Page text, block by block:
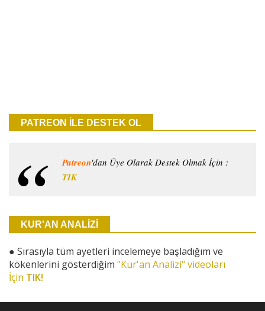
PATREON İLE DESTEK OL
Patreon'dan Üye Olarak Destek Olmak İçin :
TIK
KUR'AN ANALİZİ
● Sırasıyla tüm ayetleri incelemeye başladığım ve
kökenlerini gösterdiğim "Kur'an Analizi" videoları
İçin TIK!